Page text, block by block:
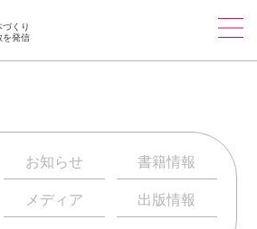
くり
を発信
お知らせ 書籍情報
メディア 出版情報